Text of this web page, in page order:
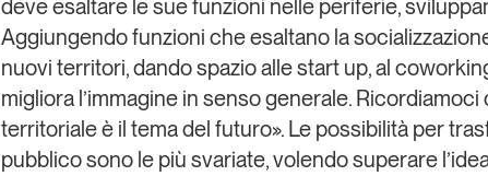
deve esaltare le sue funzioni nelle periferie,
Aggiungendo funzioni che esaltano la
nuovi territori, dando spazio alle start up, al
migliora l’immagine in senso generale. Ricordiamoci
territoriale è il tema del futuro». Le possibilità per
pubblico sono le più svariate, volendo superare